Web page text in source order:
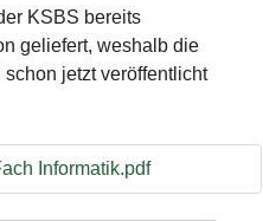
KSBS bereits
geliefert, weshalb die
jetzt veröffentlicht
zur Einführung des
Informatik.pdf